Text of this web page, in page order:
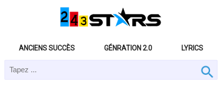
ANCIENS SUCCÈS GÉNRATION 2.0 LYRICS